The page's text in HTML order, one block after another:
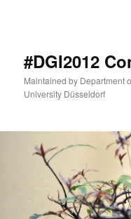
#DGI2012
Maintained by Department
University Düsseldorf